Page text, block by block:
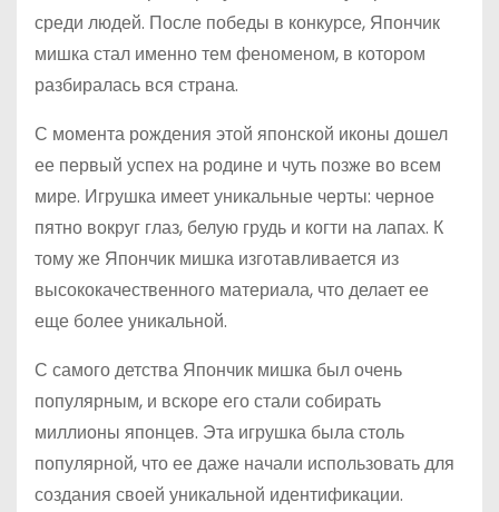
среди людей. После победы в конкурсе, Япончик
мишка стал именно тем феноменом, в котором
разбиралась вся страна.
С момента рождения этой японской иконы дошел
ее первый успех на родине и чуть позже во всем
мире. Игрушка имеет уникальные черты: черное
пятно вокруг глаз, белую грудь и когти на лапах. К
тому же Япончик мишка изготавливается из
высококачественного материала, что делает ее
еще более уникальной.
С самого детства Япончик мишка был очень
популярным, и вскоре его стали собирать
миллионы японцев. Эта игрушка была столь
популярной, что ее даже начали использовать для
создания своей уникальной идентификации.